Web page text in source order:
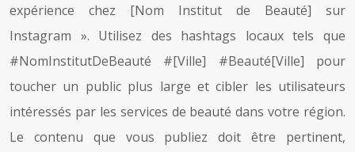
expérience chez [Nom Institut de Beauté] sur
Instagram ». Utilisez des hashtags locaux tels que
#NomInstitutDeBeauté #[Ville] #Beauté[Ville] pour
toucher un public plus large et cibler les utilisateurs
intéressés par les services de beauté dans votre région.
Le contenu que vous publiez doit être pertinent,